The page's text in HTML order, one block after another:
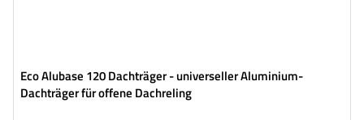
Eco Alubase 120 Dachträger - universeller Aluminium-
Dachträger für offene Dachreling